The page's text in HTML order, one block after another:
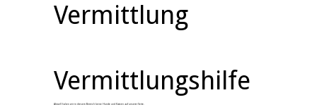
Vermittlung
Vermittlungshilfe
Aktuell haben wir in diesem Bereich keine Hunde und Katzen auf unserer Seite.